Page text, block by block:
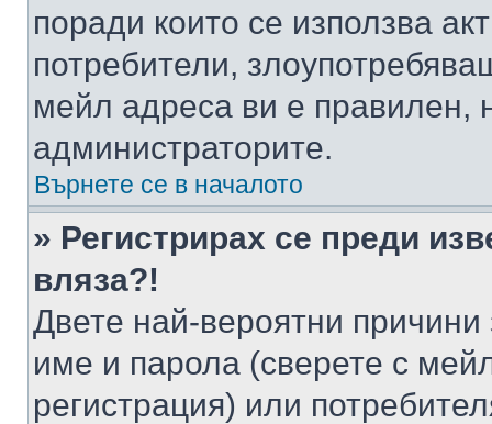
поради които се използва
потребители,
мейл адреса ви е правилен,
администраторите.
Върнете се в началото
» Регистрирах се преди
вляза?!
Двете най-вероятни
име и парола (сверете с
регистрация) или